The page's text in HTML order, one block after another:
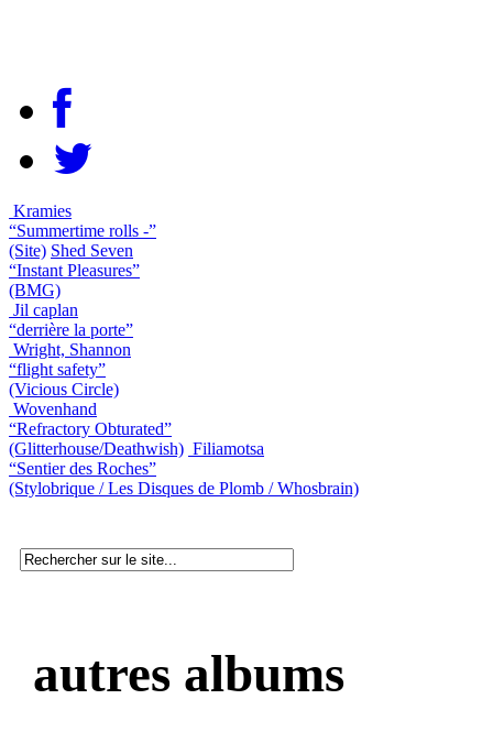
Kramies
“Summertime rolls -”
(Site) Shed Seven
“Instant Pleasures”
(BMG)
Jil caplan
“derrière la porte”
Wright, Shannon
“flight safety”
(Vicious Circle)
Wovenhand
“Refractory Obturated”
(Glitterhouse/Deathwish) Filiamotsa
“Sentier des Roches”
(Stylobrique / Les Disques de Plomb / Whosbrain)
autres albums